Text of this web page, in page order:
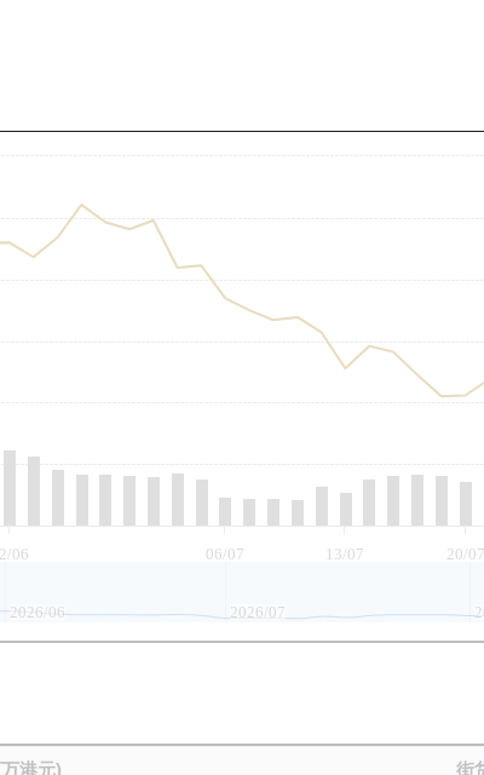
06 06/07 13/07 20/07
2026/06 2026/07
港元) 街